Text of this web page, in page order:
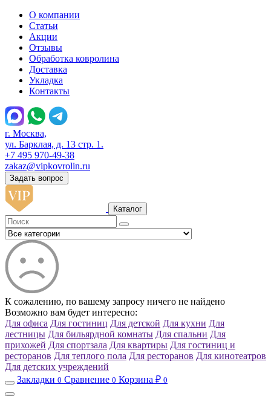
О компании
Статьи
Акции
Отзывы
Обработка ковролина
Доставка
Укладка
Контакты
г. Москва,
ул. Барклая, д. 13 стр. 1.
+7 495 970-49-38
zakaz@vipkovrolin.ru
Задать вопрос
Каталог
К сожалению, по вашему запросу ничего не найдено
Возможно вам будет интересно:
Для офиса Для гостиниц Для детской Для кухни Для
лестницы Для бильярдной комнаты Для спальни Для
прихожей Для спортзала Для квартиры Для гостиниц и
ресторанов Для теплого пола Для ресторанов Для кинотеатров
Для детских учреждений
Закладки 0 Сравнение 0 Корзина ₽ 0